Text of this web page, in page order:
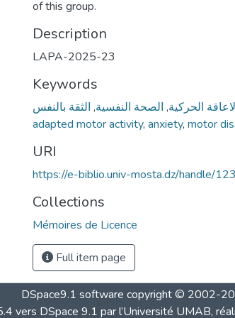
of this group.
Description
LAPA-2025-23
Keywords
الحركية, الصحة النفسية, الثقة بالنفس
adapted motor activity, anxiety, motor
URI
https://e-biblio.univ-mosta.dz/handle/
Collections
Mémoires de Licence
Full item page
DSpace9.1 software copyright © 2002-
vers DSpace 9.1 par l’Université UMAB,